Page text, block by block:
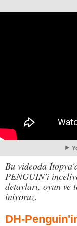
Bu videoda
PENGUIN'i
detayları, oyun ve
iniyoruz.
DH-